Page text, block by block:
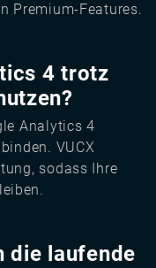
Premium-Features.
4 trotz
Analytics 4
VUCX
sodass Ihre
die laufende